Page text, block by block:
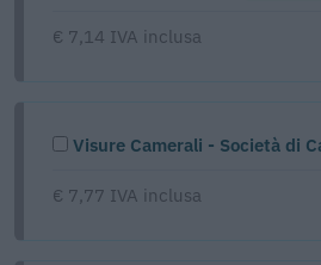
€ 7,14 IVA inclusa
Visure Camerali - Società di
€ 7,77 IVA inclusa